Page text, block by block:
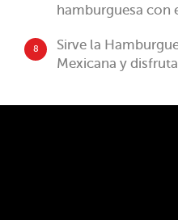
hamburguesa con
8
Sirve la
Mexicana y